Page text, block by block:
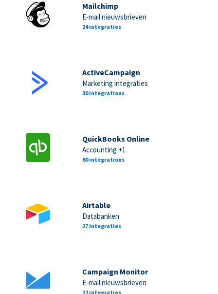
Mailchimp
E-mail nieuwsbrieven
24 integraties
ActiveCampaign
Marketing integraties
30 integrations
QuickBooks Online
Accounting +1
60 integrations
Airtable
Databanken
27 integraties
Campaign Monitor
E-mail nieuwsbrieven
12 integraties